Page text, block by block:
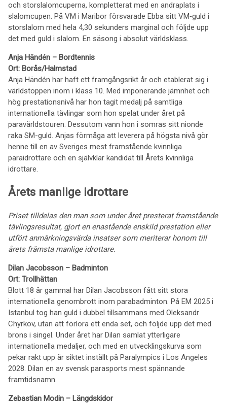
och storslalomcuperna, kompletterat med en andraplats i
slalomcupen. På VM i Maribor försvarade Ebba sitt VM‑guld i
storslalom med hela 4,30 sekunders marginal och följde upp
det med guld i slalom. En säsong i absolut världsklass.
Anja Händén – Bordtennis
Ort: Borås/Halmstad
Anja Händén har haft ett framgångsrikt år och etablerat sig i
världstoppen inom i klass 10. Med imponerande jämnhet och
hög prestationsnivå har hon tagit medalj på samtliga
internationella tävlingar som hon spelat under året på
paravärldstouren. Dessutom vann hon i somras sitt nionde
raka SM-guld. Anjas förmåga att leverera på högsta nivå gör
henne till en av Sveriges mest framstående kvinnliga
paraidrottare och en självklar kandidat till Årets kvinnliga
idrottare.
Årets manlige idrottare
Priset tilldelas den man som under året presterat framstående
tävlingsresultat, gjort en enastående enskild prestation eller
utfört anmärkningsvärda insatser som meriterar honom till
årets främsta manlige idrottare.
Dilan Jacobsson – Badminton
Ort: Trollhättan
Blott 18 år gammal har Dilan Jacobsson fått sitt stora
internationella genombrott inom parabadminton. På EM 2025 i
Istanbul tog han guld i dubbel tillsammans med Oleksandr
Chyrkov, utan att förlora ett enda set, och följde upp det med
brons i singel. Under året har Dilan samlat ytterligare
internationella medaljer, och med en utvecklingskurva som
pekar rakt upp är siktet inställt på Paralympics i Los Angeles
2028. Dilan en av svensk parasports mest spännande
framtidsnamn.
Zebastian Modin – Längdskidor